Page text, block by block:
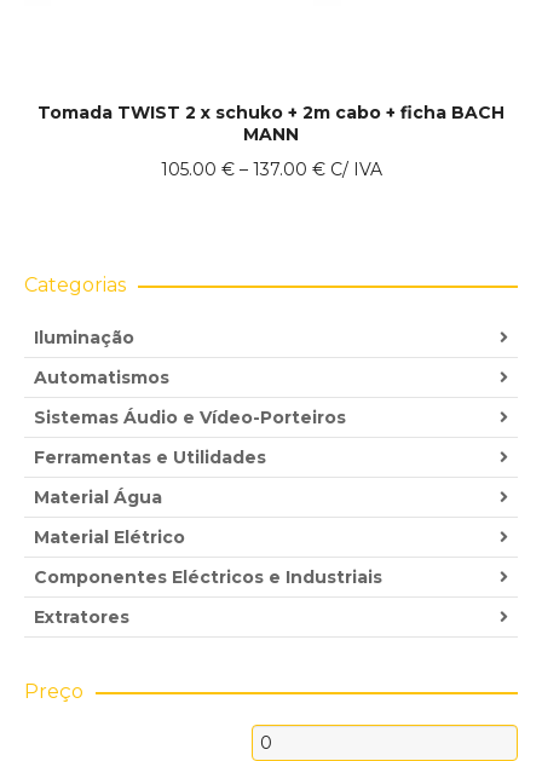
Tomada TWIST 2 x schuko + 2m cabo + ficha BACH
MANN
105.00 € – 137.00 €Price
C/ IVA
Categorias
Iluminação
Automatismos
Sistemas Áudio e Vídeo-Porteiros
Ferramentas e Utilidades
Material Água
Material Elétrico
Componentes Eléctricos e Industriais
Extratores
Preço